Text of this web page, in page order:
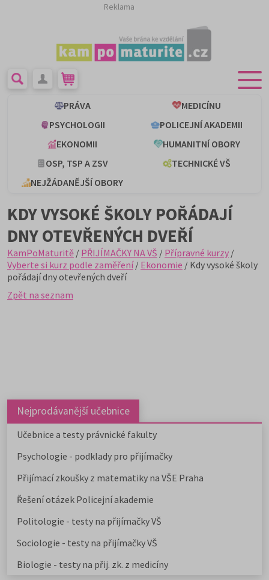
Reklama
PRÁVA
MEDICÍNU
PSYCHOLOGII
POLICEJNÍ AKADEMII
EKONOMII
HUMANITNÍ OBORY
OSP, TSP A ZSV
TECHNICKÉ VŠ
NEJŽÁDANĚJŠÍ OBORY
KDY VYSOKÉ ŠKOLY POŘÁDAJÍ
DNY OTEVŘENÝCH DVEŘÍ
KamPoMaturitě / PŘIJÍMAČKY NA VŠ / Přípravné kurzy /
Vyberte si kurz podle zaměření/ Ekonomie / Kdy vysoké školy
pořádají dny otevřených dveří
Zpět na seznam
Nejprodávanější učebnice
Učebnice a testy právnické fakulty
Psychologie - podklady pro přijímačky
Přijímací zkoušky z matematiky na VŠE Praha
Řešení otázek Policejní akademie
Politologie - testy na přijímačky VŠ
Sociologie - testy na přijímačky VŠ
Biologie - testy na přij. zk. z medicíny